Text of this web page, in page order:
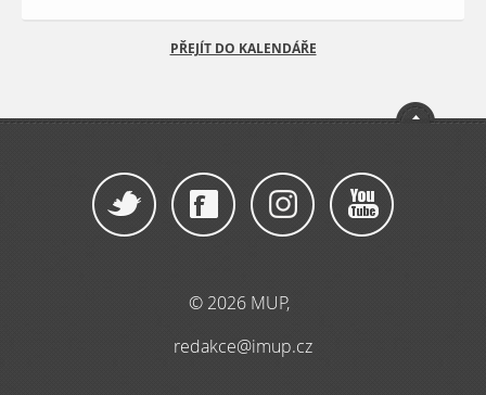
PŘEJÍT DO KALENDÁŘE
© 2026 MUP,
redakce@imup.cz